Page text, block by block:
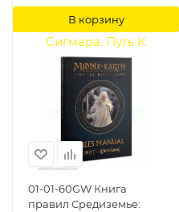
В корзину
01-01-60GW Книга
правил Средиземье: